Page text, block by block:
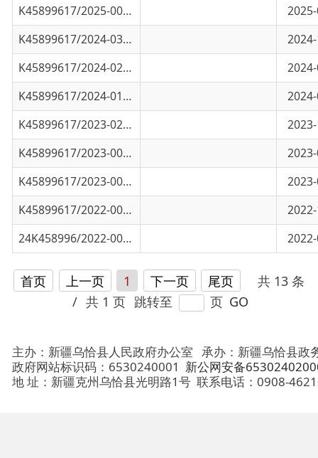
K45899617/2024-02466 政府统计中有关统计的法律法规规章有哪
2024-09-04
K45899617/2023-02926 国家统计局关于宁夏回族自治区灵武重大
2023-11-28
K45899617/2023-00927 国家统计局通报河北省邢台市、河南省焦
2023-05-16
K45899617/2022-00769 国家统计局通报吉林省白城市经济普查违
2022-10-26
24K458996/2022-00347
统计违法违纪行为处分规定 2022-03-10
首页 上一页 1 下一页 尾页
共 13 条
/ 共 1 页 跳转至
主办：新疆乌恰县人民政府办公室承办：新疆乌恰县政务服务
政府网站标识码：6530240001新公网安备65302402000101号
地 址：新疆克州乌恰县光明路1号联系电话：0908-4621030法